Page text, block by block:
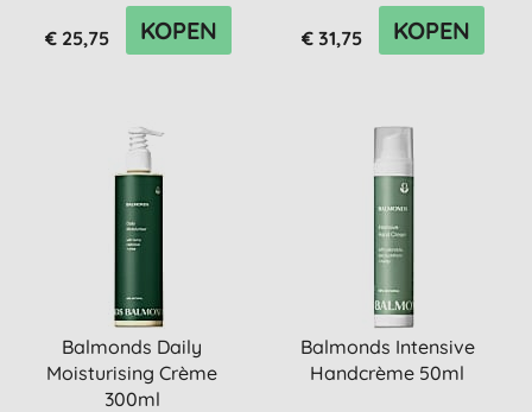
€ 25,75 KOPEN € 31,75 KOPEN
Balmonds Daily
Moisturising Crème
300ml
Balmonds Intensive
Handcrème 50ml